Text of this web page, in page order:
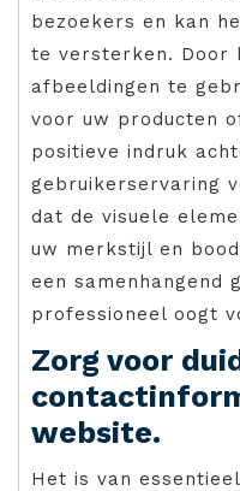
bezoekers en kan
te versterken. Door
afbeeldingen te
voor uw producten
positieve indruk
gebruikerservaring
dat de visuele
uw merkstijl en
een samenhangend
professioneel oogt
Zorg voor
website.
Het is van